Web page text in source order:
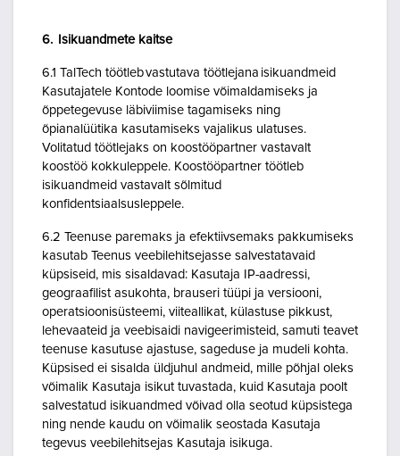
6. Isikuandmete kaitse
6.1 TalTech töötleb vastutava töötlejana isikuandmeid
Kasutajatele Kontode loomise võimaldamiseks ja
õppetegevuse läbiviimise tagamiseks ning
õpianalüütika kasutamiseks vajalikus ulatuses.
Volitatud töötlejaks on koostööpartner vastavalt
koostöö kokkuleppele. Koostööpartner töötleb
isikuandmeid vastavalt sõlmitud
konfidentsiaalsusleppele.
6.2 Teenuse paremaks ja efektiivsemaks pakkumiseks
kasutab Teenus veebilehitsejasse salvestatavaid
küpsiseid, mis sisaldavad: Kasutaja IP-aadressi,
geograafilist asukohta, brauseri tüüpi ja versiooni,
operatsioonisüsteemi, viiteallikat, külastuse pikkust,
lehevaateid ja veebisaidi navigeerimisteid, samuti teavet
teenuse kasutuse ajastuse, sageduse ja mudeli kohta.
Küpsised ei sisalda üldjuhul andmeid, mille põhjal oleks
võimalik Kasutaja isikut tuvastada, kuid Kasutaja poolt
salvestatud isikuandmed võivad olla seotud küpsistega
ning nende kaudu on võimalik seostada Kasutaja
tegevus veebilehitsejas Kasutaja isikuga.